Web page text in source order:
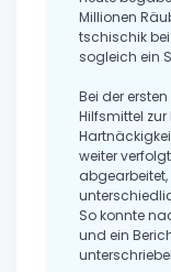
Millionen
tschischik
sogleich ein
Bei der
Hilfsmittel
weiter
So konnte
und ein